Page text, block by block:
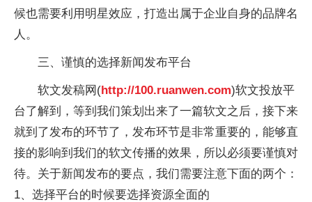
候也需要利用明星效应，打造出属于企业自身的品牌名
人。
三、谨慎的选择新闻发布平台
软文发稿网(http://100.ruanwen.com)软文投放平
台了解到，等到我们策划出来了一篇软文之后，接下来
就到了发布的环节了，发布环节是非常重要的，能够直
接的影响到我们的软文传播的效果，所以必须要谨慎对
待。关于新闻发布的要点，我们需要注意下面的两个：
1、选择平台的时候要选择资源全面的